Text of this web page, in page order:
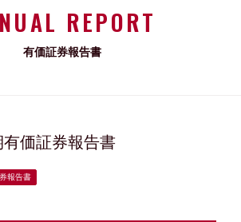
REPORT
有価証券報告書
有価証券報告書
報告書